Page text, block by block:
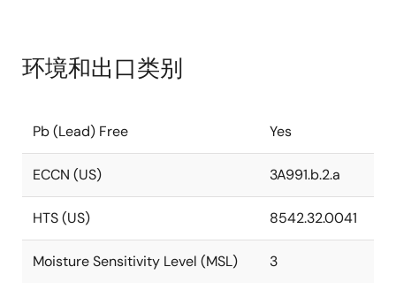
环境和出口类别
Pb (Lead) Free Yes
ECCN (US) 3A991.b.2.a
HTS (US) 8542.32.0041
Moisture Sensitivity Level (MSL) 3